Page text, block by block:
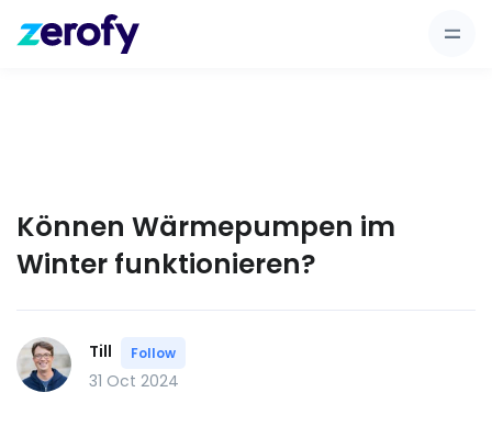
Können Wärmepumpen im
Winter funktionieren?
Till Follow
31 Oct 2024